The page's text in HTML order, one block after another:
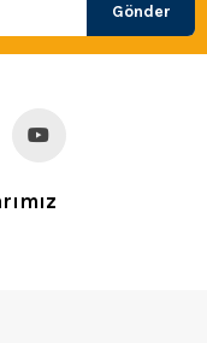
Gönder